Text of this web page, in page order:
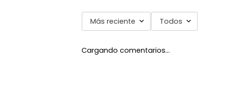
Más reciente Todos
Cargando comentarios…